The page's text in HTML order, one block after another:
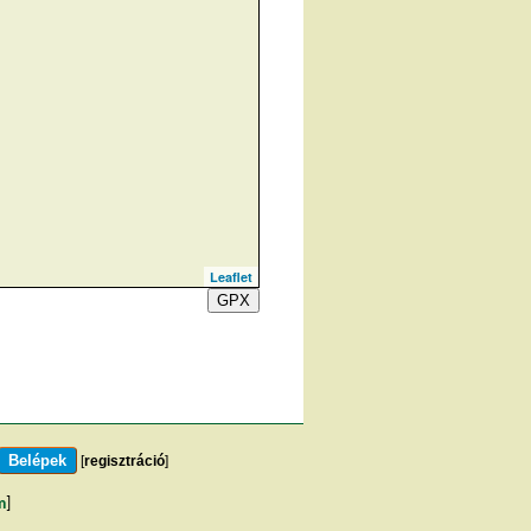
Leaflet
GPX
[regisztráció]